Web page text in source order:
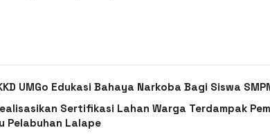
UMGo Edukasi Bahaya Narkoba Bagi Siswa
Sertifikasi Lahan Warga Terdampak
Pelabuhan Lalape